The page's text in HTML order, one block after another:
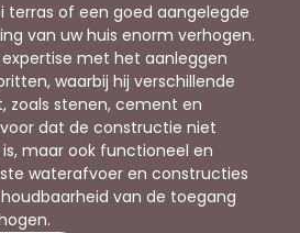
terras of een goed aangelegde
van uw huis enorm verhogen.
met het aanleggen
waarbij hij verschillende
zoals stenen, cement en
dat de constructie niet
maar ook functioneel en
waterafvoer en constructies
van de toegang